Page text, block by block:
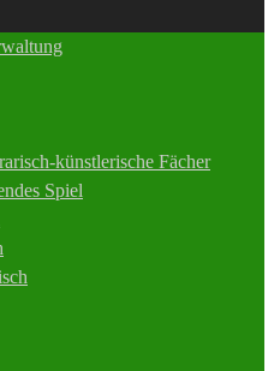
künstlerische Fächer
Spiel